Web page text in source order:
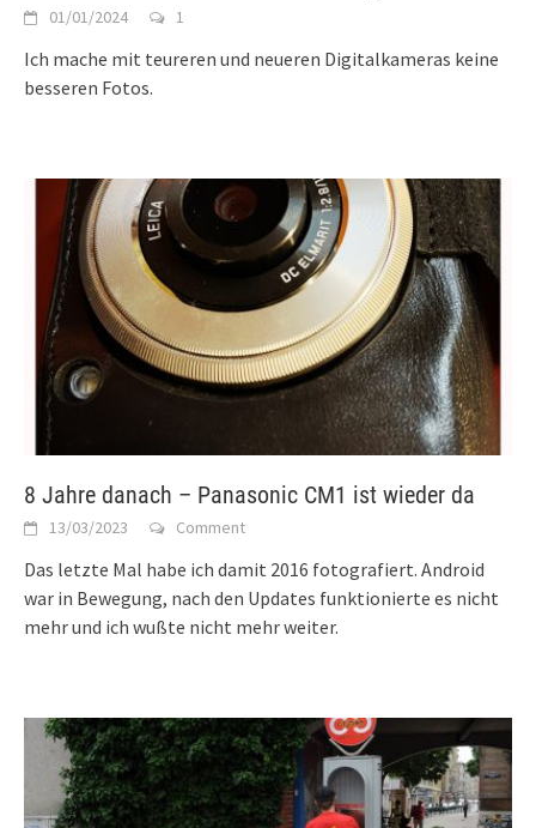
01/01/2024 1
Ich mache mit teureren und neueren Digitalkameras keine
besseren Fotos.
8 Jahre danach – Panasonic CM1 ist wieder da
13/03/2023 Comment
Das letzte Mal habe ich damit 2016 fotografiert. Android
war in Bewegung, nach den Updates funktionierte es nicht
mehr und ich wußte nicht mehr weiter.